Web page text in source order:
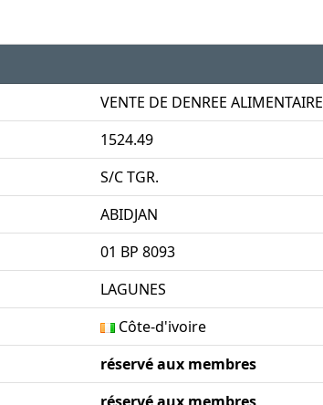
VENTE DE DENREE ALIMENTAIRE
1524.49
S/C TGR.
ABIDJAN
01 BP 8093
LAGUNES
Côte-d'ivoire
réservé aux membres